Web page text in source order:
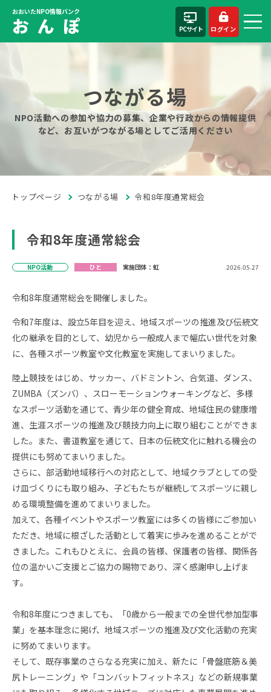
おおいたNPO情報バンク
お ん ぽ PCサイト ログイン
つながる場
NPO活動への参加や協力の募集、企業や行政からの情報提供
など、お互いがつながる場としてご活用ください
トップページ つながる場 令和8年度通常総会
令和8年度通常総会
NPO活動 ひと 実施団体：虹 2026.05.27
令和8年度通常総会を開催しました。
令和7年度は、設立5年目を迎え、地域スポーツの推進及び伝統文
化の継承を目的として、幼児から一般成人まで幅広い世代を対象
に、各種スポーツ教室や文化教室を実施してまいりました。
陸上競技をはじめ、サッカー、バドミントン、合気道、ダンス、
ZUMBA（ズンバ）、スローモーションウォーキングなど、多様
なスポーツ活動を通じて、青少年の健全育成、地域住民の健康増
進、生涯スポーツの推進及び競技力向上に取り組むことができま
した。また、書道教室を通じて、日本の伝統文化に触れる機会の
提供にも努めてまいりました。
さらに、部活動地域移行への対応として、地域クラブとしての受
け皿づくりにも取り組み、子どもたちが継続してスポーツに親し
める環境整備を進めてまいりました。
加えて、各種イベントやスポーツ教室には多くの皆様にご参加い
ただき、地域に根ざした活動として着実に歩みを進めることがで
きました。これもひとえに、会員の皆様、保護者の皆様、関係各
位の温かいご支援とご協力の賜物であり、深く感謝申し上げま
す。
令和8年度につきましても、「0歳から一般までの全世代参加型事
業」を基本理念に掲げ、地域スポーツの推進及び文化活動の充実
に努めてまいります。
そして、既存事業のさらなる充実に加え、新たに「骨盤底筋＆美
尻トレーニング」や「コンバットフィットネス」などの新規事業